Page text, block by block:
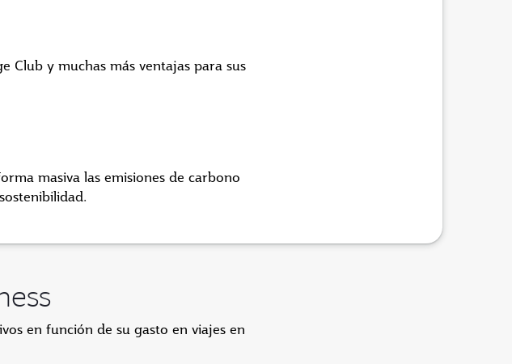
Club y muchas más ventajas para sus
masiva las emisiones de carbono
en función de su gasto en viajes en